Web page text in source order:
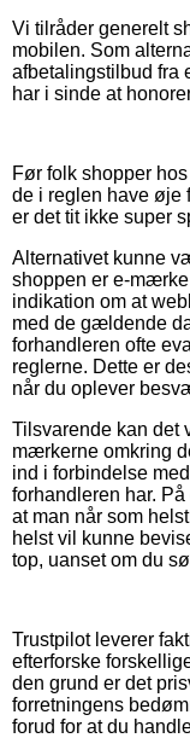
Vi tilråder generelt
mobilen. Som
afbetalingstilbud fra
har i sinde at
Før folk shopper
de i reglen have øje
er det tit ikke super
Alternativet kunne
shoppen er e-
indikation om at
med de gældende
forhandleren ofte
reglerne. Dette er
når du oplever
Tilsvarende kan
mærkerne omkring
ind i forbindelse
forhandleren har.
at man når som
helst vil kunne
top, uanset om du
Trustpilot leverer
efterforske
den grund er det
forretningens
forud for at du